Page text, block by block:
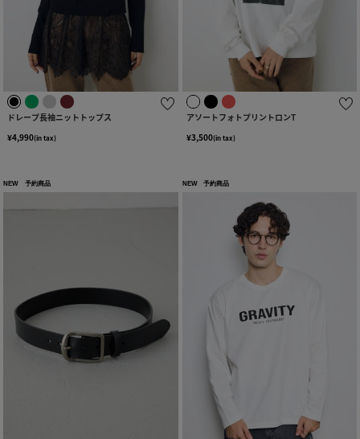
ドレープ長袖ニットトップス
¥4,990(in tax)
アソートフォトプリントロンT
¥3,500(in tax)
NEW 予約商品 NEW 予約商品